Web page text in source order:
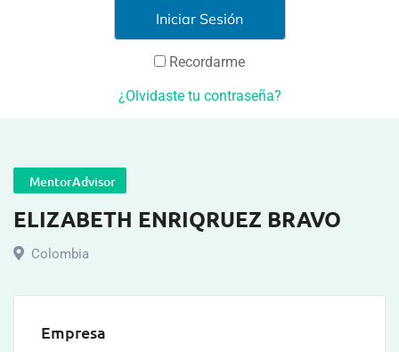
Recordarme
¿Olvidaste tu contraseña?
MentorAdvisor
ELIZABETH ENRIQRUEZ BRAVO
Colombia
Empresa